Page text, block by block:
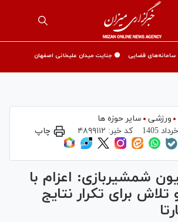
سامانه‌های قضایی 🟡 جنایت میدان علیخانی اصفهان
ورزشی
سایر حوزه ها
کد خبر: ۴۸۹۹۱۱۲ چاپ
شمشیربازی: اعزام با
و تلاش برای تکرار نتایج